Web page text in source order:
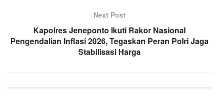
Next Post
Kapolres Jeneponto Ikuti Rakor Nasional
Pengendalian Inflasi 2026, Tegaskan Peran Polri Jaga
Stabilisasi Harga